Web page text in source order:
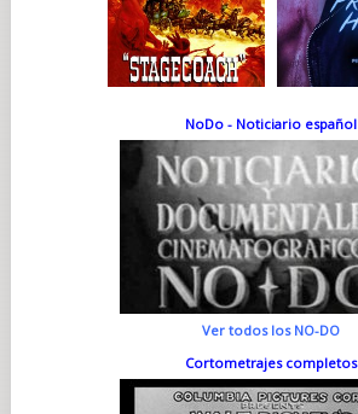
NoDo - Noticiario español
Ver todos los NO-DO
Cortometrajes completos